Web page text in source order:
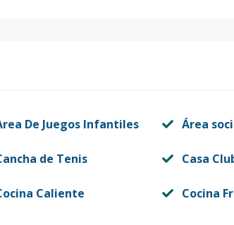
De Juegos Infantiles Área
de Tenis Casa
Caliente Cocina